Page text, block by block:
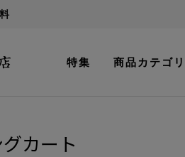
特集 商品カテゴリ
カート